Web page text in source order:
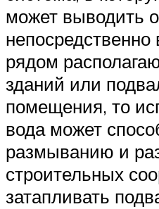
может выводить
непосредственно
рядом
зданий или
помещения, то
вода может
размыванию и
строительных
затапливать